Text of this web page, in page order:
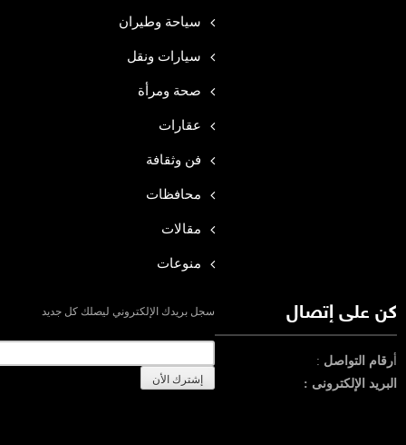
سياحة وطيران
سيارات ونقل
صحة ومرأة
عقارات
فن وثقافة
محافظات
مقالات
منوعات
كن على إتصال
رقام التواصل :
البريد الإلكترونى :
سجل بريدك الإلكتروني ليصلك كل جديد